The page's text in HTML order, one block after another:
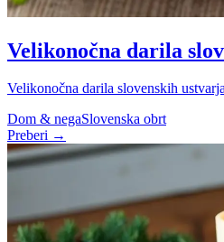
Velikonočna darila
Velikonočna darila slovenskih
Dom & negaSlovenska obrt
Preberi →